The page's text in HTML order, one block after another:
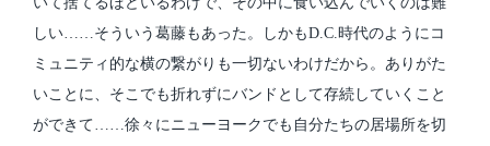
しい……そういう葛藤もあった。しかもD.C.時代のようにコ
ミュニティ的な横の繋がりも一切ないわけだから。ありがた
いことに、そこでも折れずにバンドとして存続していくこと
ができて……徐々にニューヨークでも自分たちの居場所を切